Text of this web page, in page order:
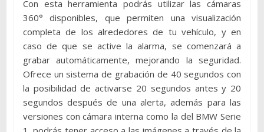
Con esta herramienta podrás utilizar las cámaras
360° disponibles, que permiten una visualización
completa de los alrededores de tu vehículo, y en
caso de que se active la alarma, se comenzará a
grabar automáticamente, mejorando la seguridad.
Ofrece un sistema de grabación de 40 segundos con
la posibilidad de activarse 20 segundos antes y 20
segundos después de una alerta, además para las
versiones con cámara interna como la del BMW Serie